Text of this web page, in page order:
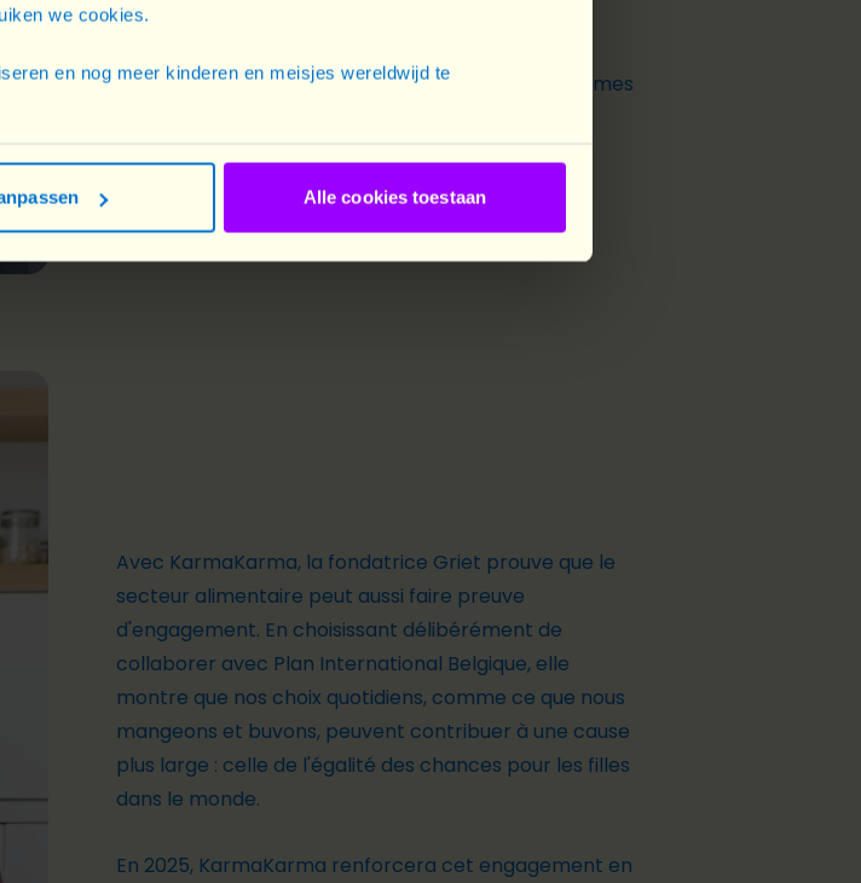
we cookies.
en nog meer kinderen en meisjes wereldwijd te
Alle cookies toestaan
d'entreprise au service des filles et des jeunes femmes
d'opportunités.
Avec KarmaKarma, la fondatrice Griet prouve que le
secteur alimentaire peut aussi faire preuve
d'engagement. En choisissant délibérément de
collaborer avec Plan International Belgique, elle
montre que nos choix quotidiens, comme ce que nous
mangeons et buvons, peuvent contribuer à une cause
plus large : celle de l'égalité des chances pour les filles
dans le monde.
En 2025, KarmaKarma renforcera cet engagement en